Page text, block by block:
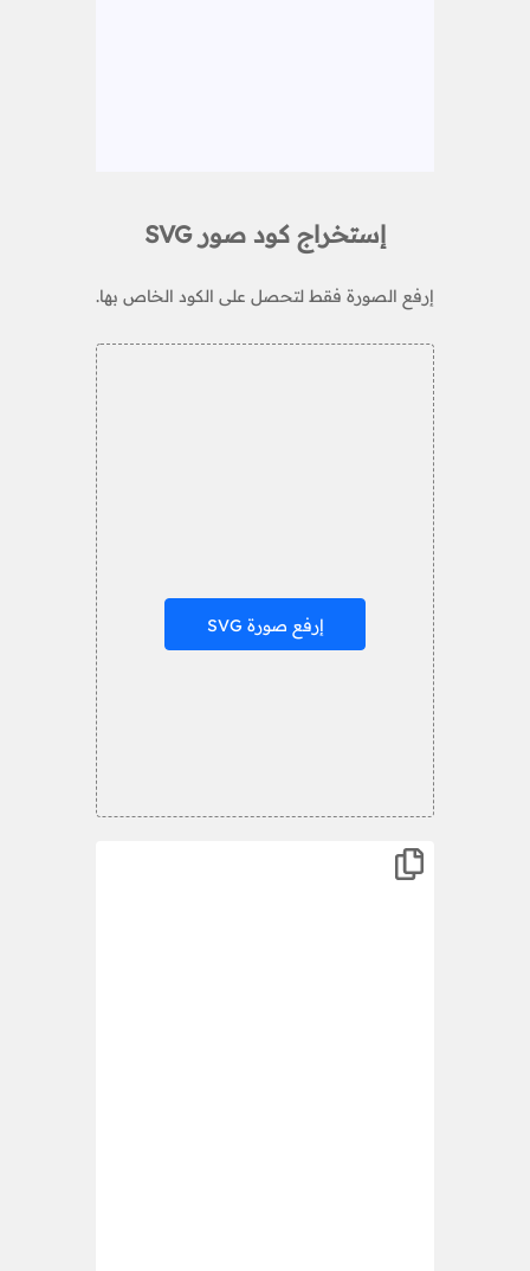
إستخراج كود صور SVG
إرفع الصورة فقط لتحصل على الكود الخاص بها.
إرفع صورة SVG